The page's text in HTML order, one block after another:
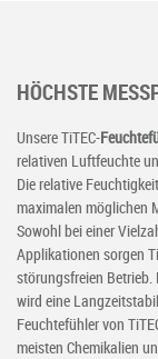
HÖCHSTE
Unsere TiTEC-
relativen Luftfeuchte
Die relative
maximalen möglichen
Sowohl bei einer
Applikationen sorgen
störungsfreien Betrieb.
wird eine
Feuchtefühler von
meisten Chemikalien